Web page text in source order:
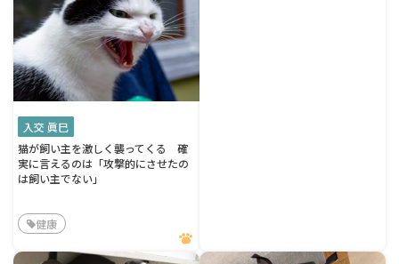
入交 眞巳
猫が飼い主を激しく襲ってくる 確
実に言えるのは「攻撃的にさせたの
は飼い主でない」
健康